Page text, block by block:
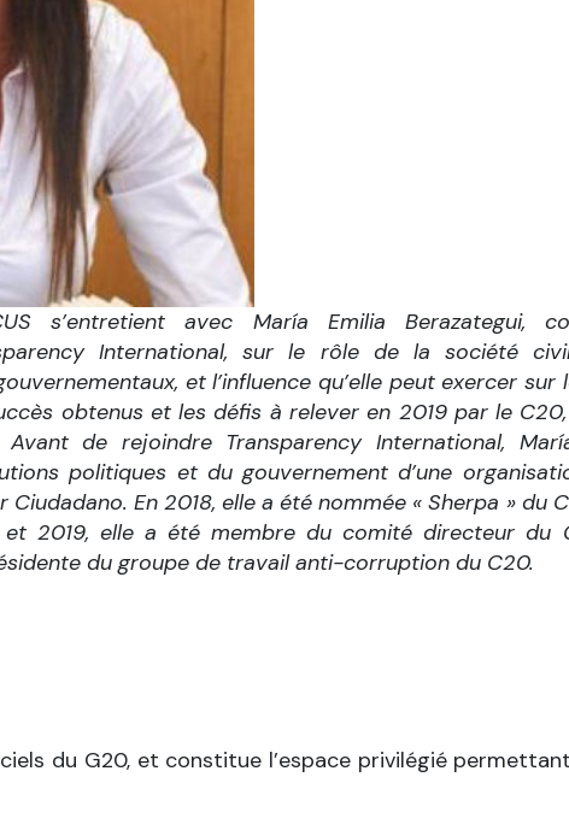
s’entretient avec María Emilia Berazategui,
International, sur le rôle de la société
et l’influence qu’elle peut exercer
obtenus et les défis à relever en 2019 par le
Avant de rejoindre Transparency International,
politiques et du gouvernement d’une
Ciudadano. En 2018, elle a été nommée « Sherpa » du
et 2019, elle a été membre du comité directeur
du groupe de travail anti-corruption du C20.
du G20, et constitue l’espace privilégié